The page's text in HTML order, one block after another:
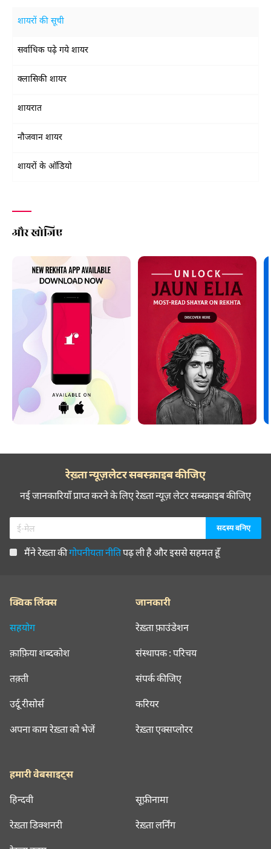
शायरों की सूची
सर्वाधिक पढ़े गये शायर
क्लासिकी शायर
शायरात
नौजवान शायर
शायरों के ऑडियो
और खोजिए
रेख़्ता न्यूज़लेटर सबस्क्राइब कीजिए
नई जानकारियाँ प्राप्त करने के लिए रेख़्ता न्यूज़ लेटर सब्स्क्राइब कीजिए
मैंने रेख़्ता कीगोपनीयता नीतिपढ़ ली है और इससे सहमत हूँ
क्विक लिंक्स
सहयोग
क़ाफ़िया शब्दकोश
तक़्ती
उर्दू रीसोर्स
अपना काम रेख़्ता को भेजें
जानकारी
रेख़्ता फ़ाउंडेशन
संस्थापक : परिचय
संपर्क कीजिए
करियर
रेख़्ता एक्सप्लोरर
हमारी वेबसाइट्स
हिन्दवी सूफ़ीनामा
रेख़्ता डिक्शनरी रेख़्ता लर्निंग